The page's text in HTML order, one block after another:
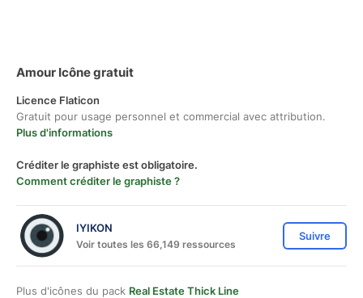
Amour Icône gratuit
Licence Flaticon
Gratuit pour usage personnel et commercial avec attribution.
Plus d'informations
Créditer le graphiste est obligatoire.
Comment créditer le graphiste ?
IYIKON
Voir toutes les 66,149 ressources
Suivre
Plus d'icônes du pack Real Estate Thick Line